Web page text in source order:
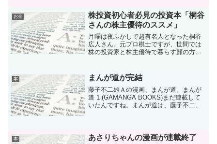
お金
株投資初心者必見の投資本「桐谷
さんの株主優待のススメ」
月曜は夜ふかしで超有名人となった桐谷
広人さん。元プロ棋士ですが、世間では
株の投資家と株主優待で暮らす顔の方が
ました。桐谷さんの株主優待のススメ (単
行本)株の投資の本で...
本 まんが道が完結
藤子不二雄Ａの漫画、まんが道。まんが
道 1 (GAMANGA BOOKS)まだ連載して
いたんですね。まんが道は、藤子不二雄
完結するそ...
本 あさりちゃんの漫画が連載終了